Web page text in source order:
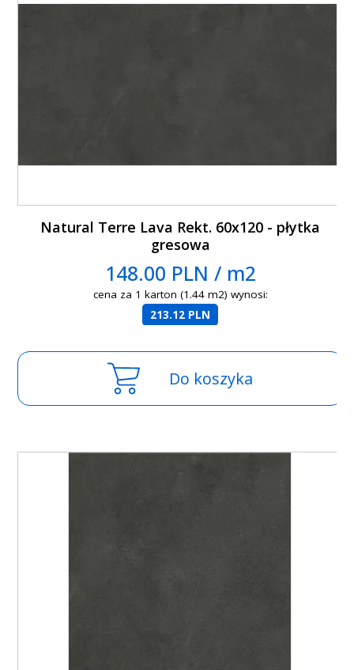
Natural Terre Lava Rekt. 60x120 - płytka
gresowa
148.00 PLN / m2
cena za 1 karton (1.44 m2) wynosi:
213.12 PLN
Do koszyka